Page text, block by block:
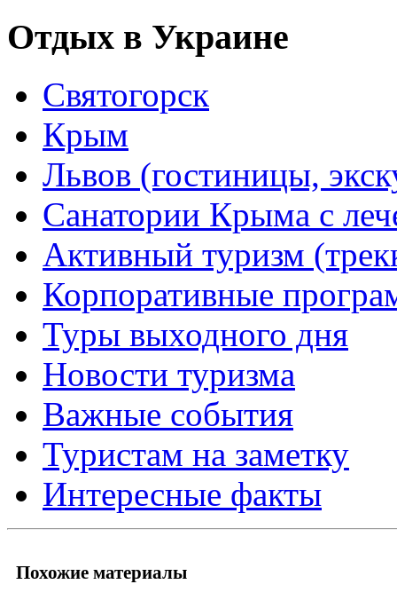
Отдых в Украине
Святогорск
Крым
Львов (гостиницы,
Санатории Крыма с
Активный туризм
Корпоративные
Туры выходного дня
Новости туризма
Важные события
Туристам на заметку
Интересные факты
Похожие материалы